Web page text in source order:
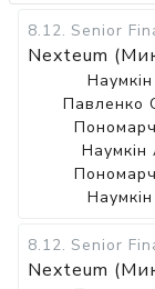
8.12. Senior
Nexteum
Павленко
Наумкін
8.12. Senior
Nexteum